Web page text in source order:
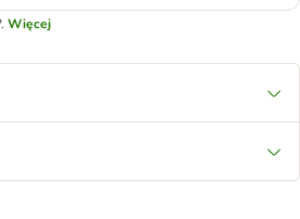
Więcej